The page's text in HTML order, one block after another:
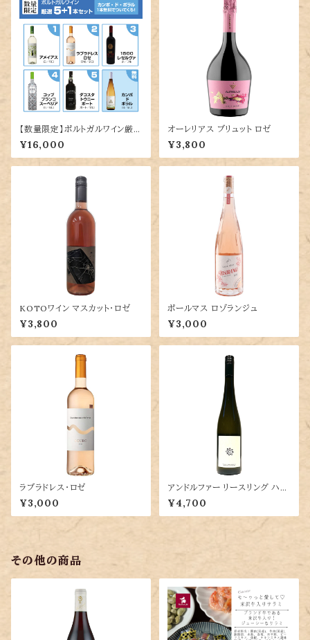
【数量限定】ポルトガルワイン厳選
5本＋1本無料セット
¥16,000
オーレリアス ブリュット ロゼ
¥3,800
KOTOワイン マスカット・ロゼ
¥3,800
ポールマス ロゾランジュ
¥3,000
ラブラドレス・ロゼ
¥3,000
アンドルファー リースリング ハン
ドクラフテッド
¥4,700
その他の商品